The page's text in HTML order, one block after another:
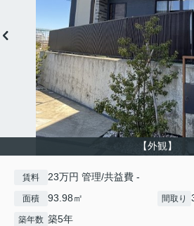
【外観】
賃料 23万円 管理/共益費 -
面積 93.98㎡ 間取り
築年数 築5年